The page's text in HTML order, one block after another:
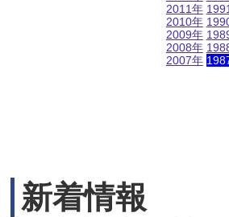
2011年
2010年
2009年
2008年
2007年
新着情報